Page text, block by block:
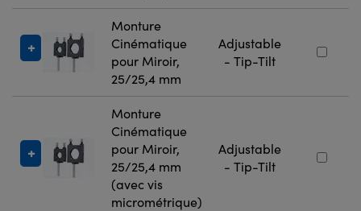
Monture
Cinématique
pour Miroir,
25/25,4 mm
Adjustable
- Tip-Tilt
Monture
Cinématique
pour Miroir,
25/25,4 mm
(avec vis
micrométrique)
Adjustable
- Tip-Tilt